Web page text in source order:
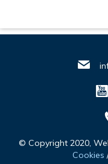
© Copyright 2020,
Cookies